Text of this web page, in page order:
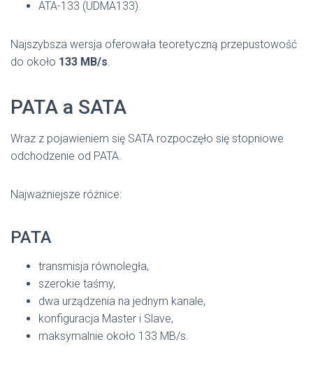
ATA-133 (UDMA133).
Najszybsza wersja oferowała teoretyczną przepustowość
do około 133 MB/s.
PATA a SATA
Wraz z pojawieniem się SATA rozpoczęło się stopniowe
odchodzenie od PATA.
Najważniejsze różnice:
PATA
transmisja równoległa,
szerokie taśmy,
dwa urządzenia na jednym kanale,
konfiguracja Master i Slave,
maksymalnie około 133 MB/s.